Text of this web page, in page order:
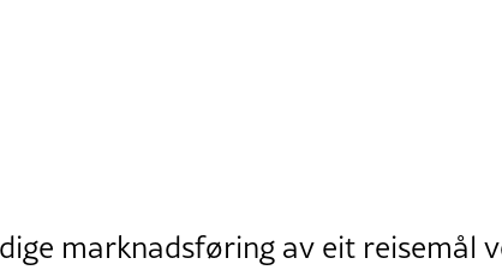
marknadsføring av eit reisemål